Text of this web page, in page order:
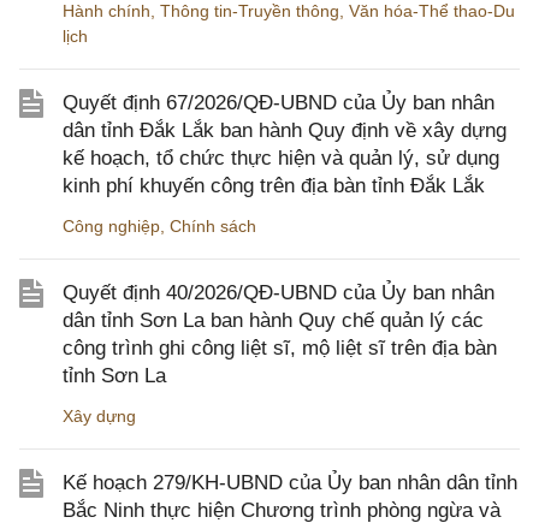
Hành chính Thông tin-Truyền thông Văn hóa-Thể thao-Du
lịch
Quyết định 67/2026/QĐ-UBND của Ủy ban nhân
dân tỉnh Đắk Lắk ban hành Quy định về xây dựng
kế hoạch, tổ chức thực hiện và quản lý, sử dụng
kinh phí khuyến công trên địa bàn tỉnh Đắk Lắk
Công nghiệp Chính sách
Quyết định 40/2026/QĐ-UBND của Ủy ban nhân
dân tỉnh Sơn La ban hành Quy chế quản lý các
công trình ghi công liệt sĩ, mộ liệt sĩ trên địa bàn
tỉnh Sơn La
Xây dựng
Kế hoạch 279/KH-UBND của Ủy ban nhân dân tỉnh
Bắc Ninh thực hiện Chương trình phòng ngừa và